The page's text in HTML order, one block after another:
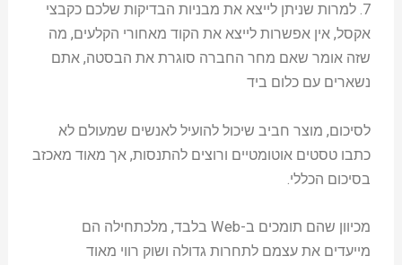
7. למרות שניתן לייצא את מבניות הבדיקות שלכם כקבצי
אקסל, אין אפשרות לייצא את הקוד מאחורי הקלעים, מה
שזה אומר שאם מחר החברה סוגרת את הבסטה, אתם
נשארים עם כלום ביד
לסיכום, מוצר חביב שיכול להועיל לאנשים שמעולם לא
כתבו טסטים אוטומטיים ורוצים להתנסות, אך מאוד מאכזב
בסיכום הכללי.
מכיוון שהם תומכים ב-Web בלבד, מלכתחילה הם
מייעדים את עצמם לתחרות גדולה ושוק רווי מאוד